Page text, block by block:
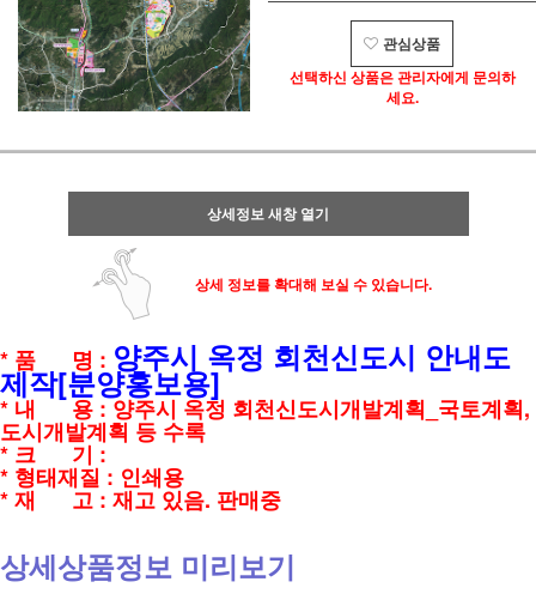
관심상품
선택하신 상품은 관리자에게 문의하
세요.
상세정보 새창 열기
상세 정보를 확대해 보실 수 있습니다.
* 품 명 : 양주시 옥정 회천신도시 안내도
제작[분양홍보용]
* 내 용 : 양주시 옥정 회천신도시개발계획_국토계획,
도시개발계획 등 수록
* 크 기 :
* 형태재질 : 인쇄용
* 재 고 : 재고 있음. 판매중
상세상품정보 미리보기